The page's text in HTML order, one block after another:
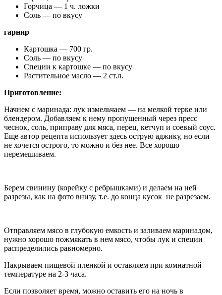
Горчица — 1 ч. ложки
Соль — по вкусу
гарнир
Картошка — 700 гр.
Соль — по вкусу
Специи к картошке — по вкусу
Растительное масло — 2 ст.л.
Приготовление:
Начнем с маринада: лук измельчаем — на мелкой терке или
блендером. Добавляем к нему пропущенный через пресс
чеснок, соль, приправу для мяса, перец, кетчуп и соевый соус.
Еще автор рецепта использует здесь острую аджику, но если
не хочется острого, то можно и без нее. Все хорошо
перемешиваем.
Берем свинину (корейку с ребрышками) и делаем на ней
разрезы, как на фото внизу, т.е. до конца кусок не разрезаем.
Отправляем мясо в глубокую емкость и заливаем маринадом,
нужно хорошо пожмякать в нем мясо, чтобы лук и специи
распределились равномерно.
Накрываем пищевой пленкой и оставляем при комнатной
температуре на 2-3 часа.
Если позволяет время, можно оставить его на ночь в